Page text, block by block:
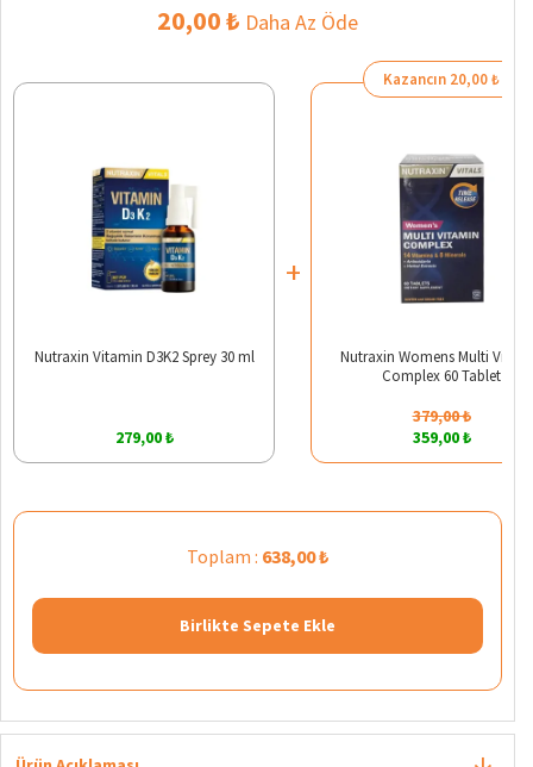
20,00 ₺ Daha Az Öde
Nutraxin Vitamin D3K2 Sprey 30 ml
279,00 ₺
+
Kazancın 20,00 ₺
Nutraxin Womens Multi
Complex 60 Tablet
379,00 ₺
359,00 ₺
Toplam : 638,00 ₺
Birlikte Sepete Ekle